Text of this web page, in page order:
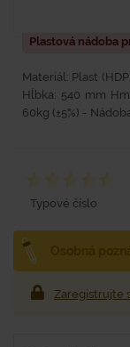
Plastová nádoba
Materiál: Plast
Hĺbka: 540 mm
60kg (±5%) -
Typové číslo
Zaregistrujte